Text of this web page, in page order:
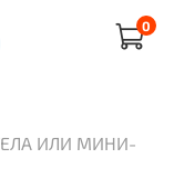
0
ИЛИ МИНИ-